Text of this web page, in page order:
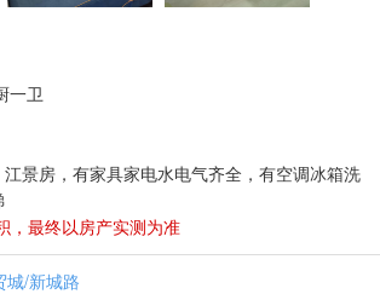
一卫
景房，有家具家电水电气齐全，有空调冰箱洗
，最终以房产实测为准
城/新城路